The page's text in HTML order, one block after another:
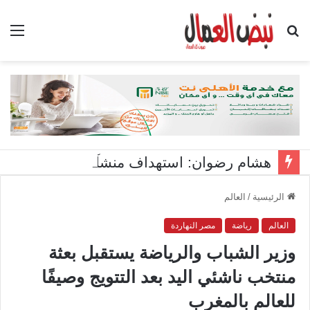
بحث
الرئيسية / العالم
العالم رياضة مصر النهاردة
وزير الشباب والرياضة يستقبل بعثة
منتخب ناشئي اليد بعد التتويج وصيفًا
للعالم بالمغرب